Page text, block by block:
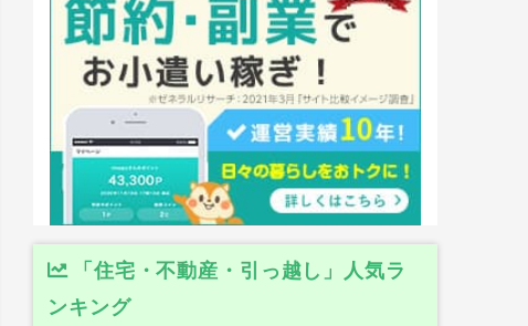
「住宅・不動産・引っ越し」人気ラ
ンキング